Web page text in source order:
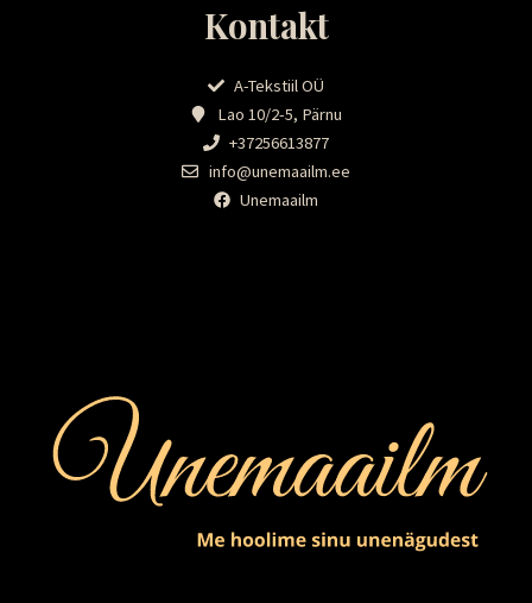
Kontakt
A-Tekstiil OÜ
Lao 10/2-5, Pärnu
+37256613877
info@unemaailm.ee
Unemaailm